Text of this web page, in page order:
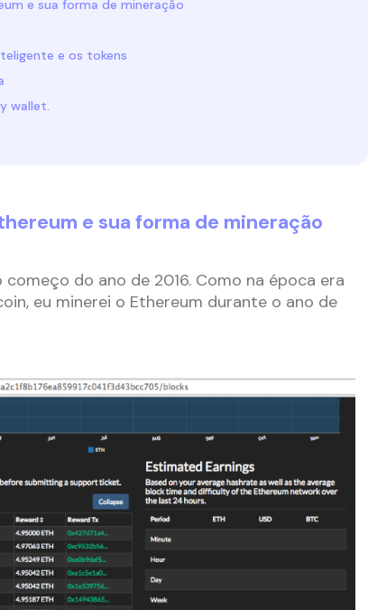
e sua forma de mineração
e os tokens
wallet.
e sua forma de mineração
começo do ano de 2016. Como na época era
eu minerei o Ethereum durante o ano de